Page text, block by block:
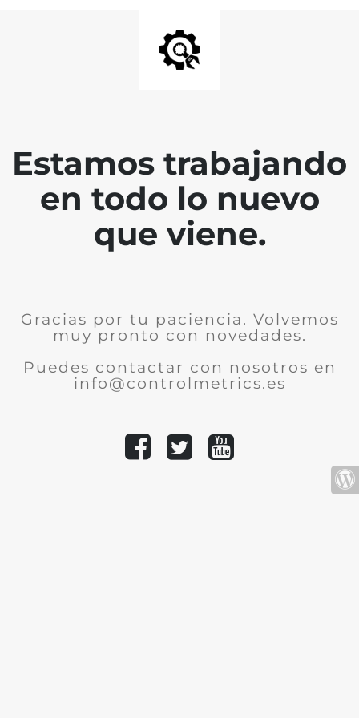
Estamos trabajando
en todo lo nuevo
que viene.
Gracias por tu paciencia. Volvemos
muy pronto con novedades.
Puedes contactar con nosotros en
info@controlmetrics.es